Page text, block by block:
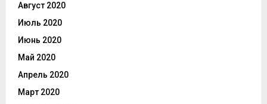
Август 2020
Июль 2020
Июнь 2020
Май 2020
Апрель 2020
Март 2020